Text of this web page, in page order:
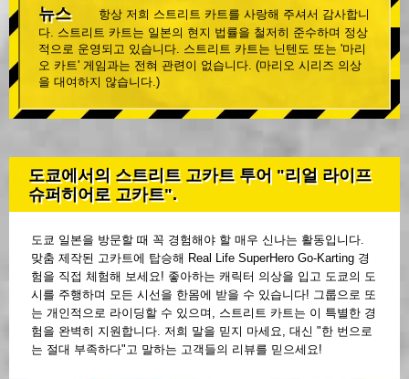
뉴스
항상 저희 스트리트 카트를 사랑해 주셔서 감사합니
다. 스트리트 카트는 일본의 현지 법률을 철저히 준수하며 정상
적으로 운영되고 있습니다. 스트리트 카트는 닌텐도 또는 '마리
오 카트' 게임과는 전혀 관련이 없습니다. (마리오 시리즈 의상
을 대여하지 않습니다.)
도쿄에서의 스트리트 고카트 투어 "리얼 라이프
슈퍼히어로 고카트".
도쿄 일본을 방문할 때 꼭 경험해야 할 매우 신나는 활동입니다.
맞춤 제작된 고카트에 탑승해 Real Life SuperHero Go-Karting 경
험을 직접 체험해 보세요! 좋아하는 캐릭터 의상을 입고 도쿄의 도
시를 주행하며 모든 시선을 한몸에 받을 수 있습니다! 그룹으로 또
는 개인적으로 라이딩할 수 있으며, 스트리트 카트는 이 특별한 경
험을 완벽히 지원합니다. 저희 말을 믿지 마세요, 대신 "한 번으로
는 절대 부족하다"고 말하는 고객들의 리뷰를 믿으세요!